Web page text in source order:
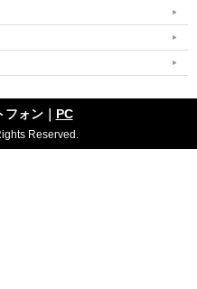
ォン｜ PC
Reserved.